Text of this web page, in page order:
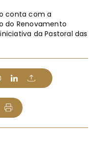
conta com a
do Renovamento
da Pastoral das